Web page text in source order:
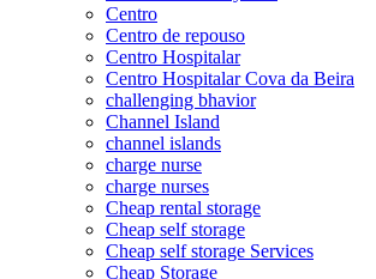
Centro
Centro de repouso
Centro Hospitalar
Centro Hospitalar Cova da Beira
challenging bhavior
Channel Island
channel islands
charge nurse
charge nurses
Cheap rental storage
Cheap self storage
Cheap self storage Services
Cheap Storage